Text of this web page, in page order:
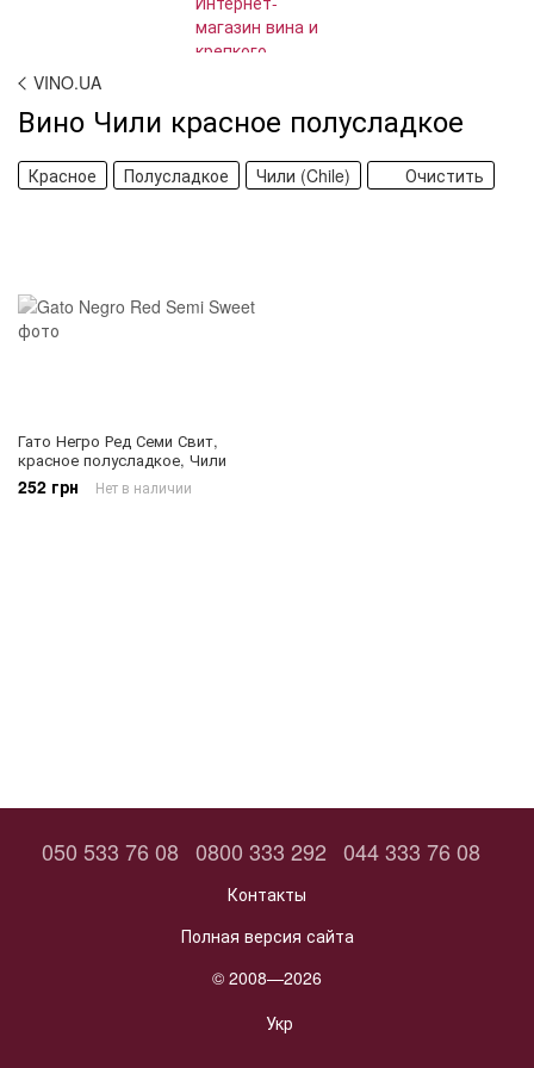
VINO.UA
Вино Чили красное полусладкое
Красное Полусладкое Чили (Chile) Очистить
Гато Негро Ред Семи Свит,
красное полусладкое, Чили
252 грн Нет в наличии
050 533 76 08 0800 333 292 044 333 76 08
Контакты
Полная версия сайта
© 2008—2026
Укр